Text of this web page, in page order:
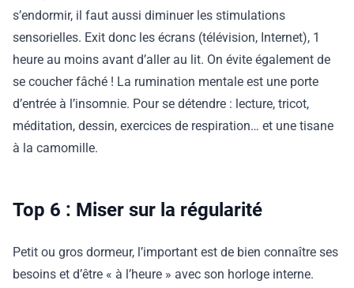
s’endormir, il faut aussi diminuer les stimulations
sensorielles. Exit donc les écrans (télévision, Internet), 1
heure au moins avant d’aller au lit. On évite également de
se coucher fâché ! La rumination mentale est une porte
d’entrée à l’insomnie. Pour se détendre : lecture, tricot,
méditation, dessin, exercices de respiration… et une tisane
à la camomille.
Top 6 : Miser sur la régularité
Petit ou gros dormeur, l’important est de bien connaître ses
besoins et d’être « à l’heure » avec son horloge interne.